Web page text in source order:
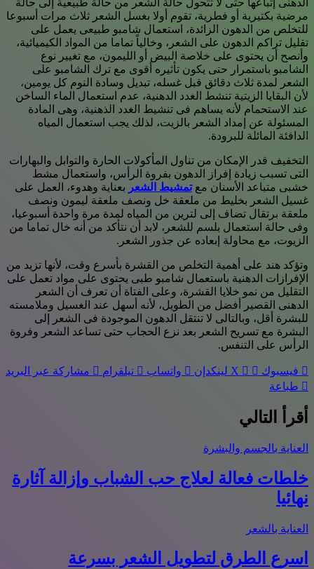
مرضية بكتيرية أو فطرية، تقوم أولا بغسل الشعر ثلاث مرات أسبوعا
للتخلص من الدهون الزائدة، استعمال شامبو طبيعى يعمل على
تقليل تراكم الدهون على الشعر، وخالياً تماما من المواد الكيميائية،
وأنصح أن يحتوى على خلاصة البيض أو الليمون، مع تغيير نوع
الشامبو باستمرار حتى يكون تأثيره أقوى مع ترك الشامبو على
الشعر لمدة ثلاث دقائق قبل غسله، تبديل وسادة النوم كل يومين،
لأن البقايا الزيتية تنشط الغدد الدهنية، عدم استعمال الماء الساخن
عند الاستحمام لأنه يساهم فى تنشيط الغدد الذهنية، وهى المادة
المسئولة عن إمداد الشعر بالزيت، لذلك يجب استعمال المياه
الدافئة المائلة للبرودة.
التخفيف قدر الإمكان من تناول المأكولات الحارة والتوابل والبهارات
التى تسبب زيادة إفراز الدهون بفروة الرأس، واستعمال مشط
خشبى متباعد الأسنان معتمشيط الشعر بعناية وهدوء، العمل على
غسيل الشعر بخليط من ملعقة خل ونصف ملعقة ليمون ونصف
ملعقة برتقال تضاف إلى لترين من المياه لمدة مرة واحدة أسبوعيا،
وفى حالة استعمال بلسم للشعر، لابد أن نتأكد من أنه خال تماما من
الزيوت، مع محاولة إبعاده عن جذور الشعر.
وتؤكد هند على أهمية التخلص من القشرة بأسرع وقت، لأنها تزيد من
الإفرازات الدهنية باستعمال شامبو طبى يحتوى على مواد تعمل على
التقليل من نمو خلايا القشرة، وعلى الفتاة أن تعرف أن الشعر
الدهنى القصير أفضل من الطويل، لأنه أسهل عند الغسيل وملامسته
للبشرة أقل، وبالتالى لا تنتقل الدهون الموجودة فى الشعر إلى
البشرة مع تسريح الشعر بعد نزع الحجاب حتى تساعد الشعر وفروة
الرأس على التنفس.
فيسبوك ‫X لينكدإن واتساب تيلقرام
مشاركة عبر البريد
طباعة
أقرأ التالي
العناية بالجسم والبشرة
خلطات فعالة لعلاج حب الشباب وإزالة آثارة
نهائيا
العناية بالشعر
اسرع الطرق لتطويل الشعر بسرعة